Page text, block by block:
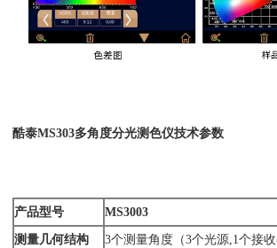
酷泰MS303多角度分光测色仪技术参数
产品型号
MS3003
测量几何结构
3个测量角度（3个光源,1个接收